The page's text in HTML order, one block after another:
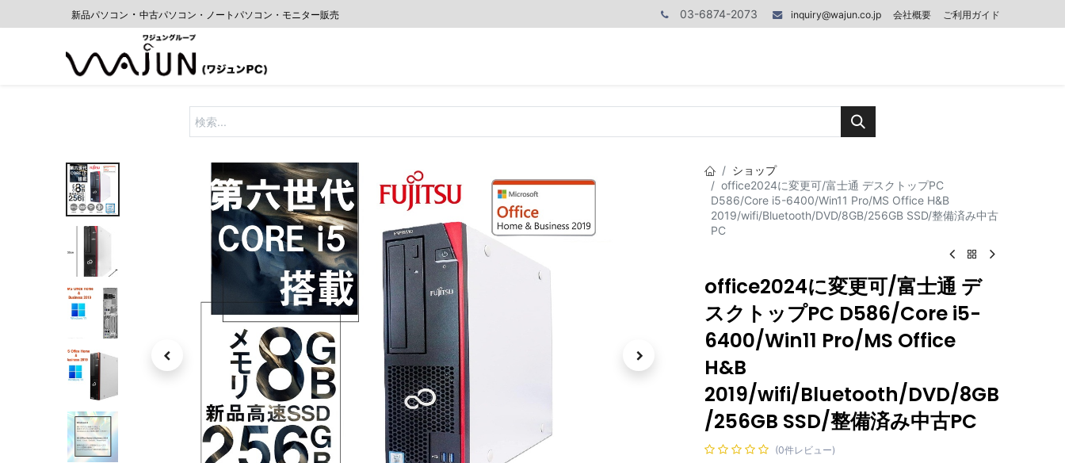
新品パソコン ・ 中古パソコン・ノートパソコン・モニター販売 03-6874-2073 inquiry@wajun.co.jp 会社概要 ご利用ガイド
ショップ
office2024に変更可/富士通 デスクトップPC
D586/Core i5-6400/Win11 Pro/MS Office H&B
2019/wifi/Bluetooth/DVD/8GB/256GB SSD/整備済み中古
PC
office2024に変更可/富士通 デ
スクトップPC D586/Core i5-
6400/Win11 Pro/MS Office
H&B
2019/wifi/Bluetooth/DVD/8GB
/256GB SSD/整備済み中古PC
(0件レビュー)